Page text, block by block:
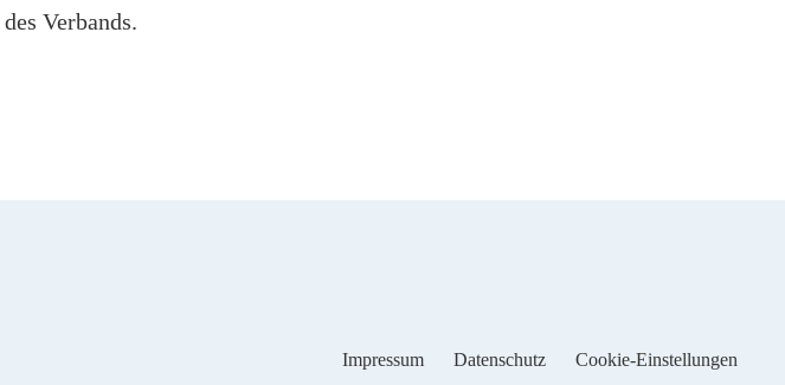
Verbands.
Impressum Datenschutz Cookie-Einstellungen